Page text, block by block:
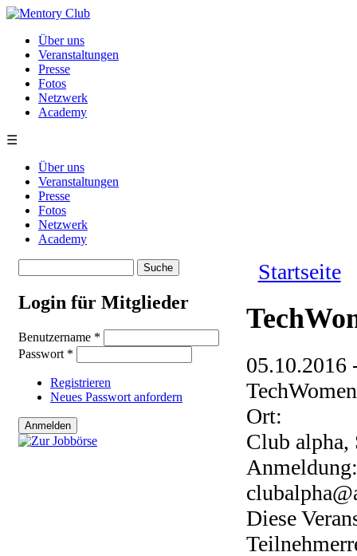
Direkt zum Inhalt
Über uns
Veranstaltungen
Presse
Fotos
Netzwerk
Academy
☰
Über uns
Veranstaltungen
Presse
Fotos
Netzwerk
Academy
Login für Mitglieder
Benutzername *
Passwort *
Registrieren
Neues Passwort anfordern
Sie sind
Startseite
05.10.2016
Ort:
Club alpha,
Diese